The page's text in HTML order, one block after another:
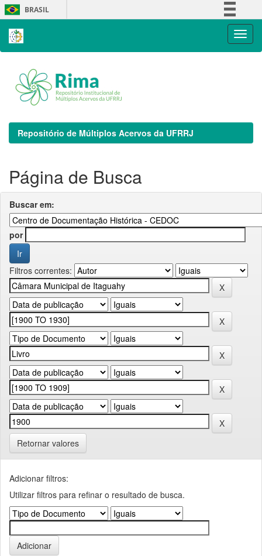
Skip
navigation
BRASIL
Repositório de Múltiplos Acervos da UFRRJ
Página de Busca
Buscar em:
por
Filtros correntes:
Retornar valores
Adicionar filtros:
Utilizar filtros para refinar o resultado de busca.